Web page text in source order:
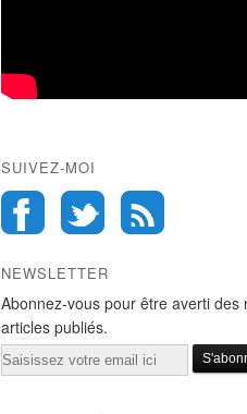
SUIVEZ-MOI
NEWSLETTER
Abonnez-vous pour être averti des
articles publiés.
Email